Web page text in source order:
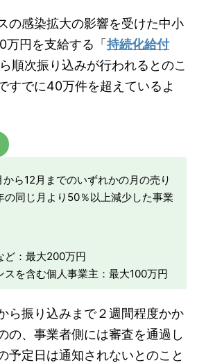
の感染拡大の影響を受けた中小
円を支給する「 持続化給付
順次振り込みが行われるとのこ
すでに40万件を超えているよ
ら12月までのいずれかの月の売り
の同じ月より50％以上減少した事業
ど：最大200万円
スを含む個人事業主：最大100万円
ら振り込みまで２週間程度かか
の、事業者側には審査を通過し
予定日は通知されないとのこと